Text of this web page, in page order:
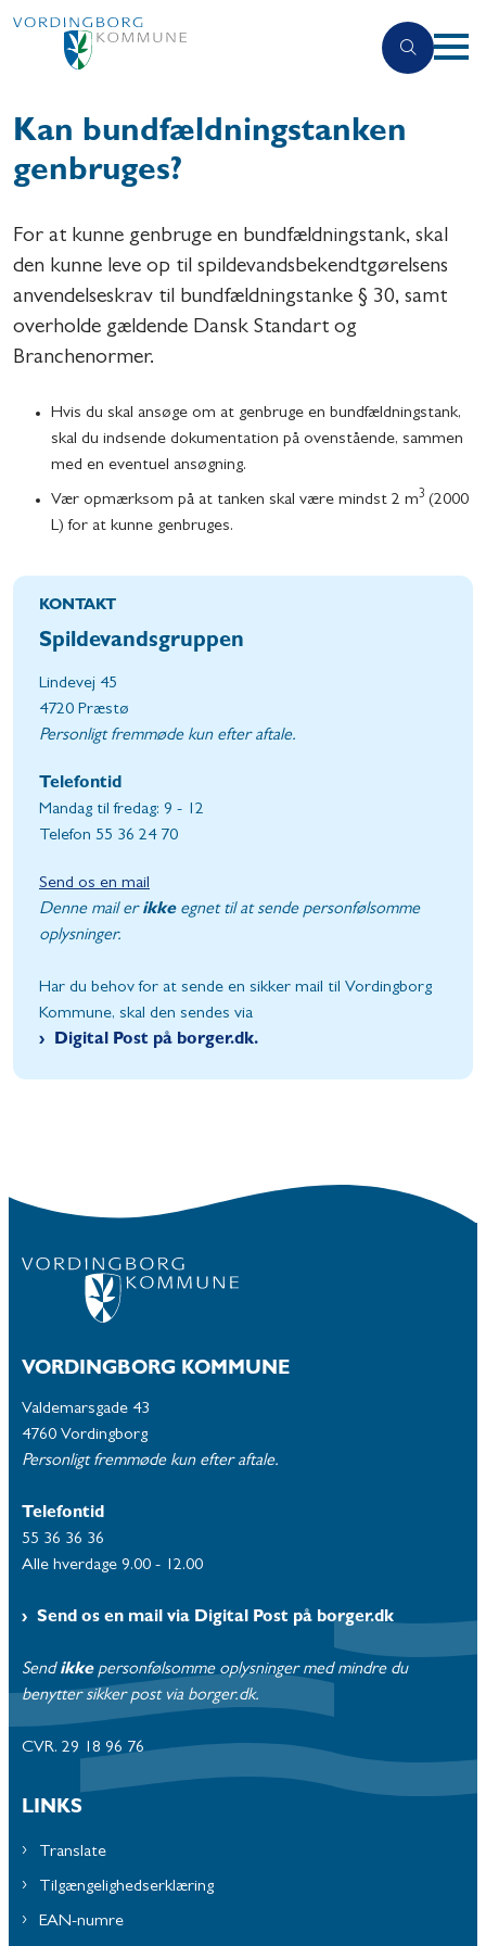
Kan bundfældningstanken
genbruges?
For at kunne genbruge en bundfældningstank, skal
den kunne leve op til spildevandsbekendtgørelsens
anvendelseskrav til bundfældningstanke § 30, samt
overholde gældende Dansk Standart og
Branchenormer.
Hvis du skal ansøge om at genbruge en bundfældningstank,
skal du indsende dokumentation på ovenstående, sammen
med en eventuel ansøgning.
Vær opmærksom på at tanken skal være mindst 2 m3 (2000
L) for at kunne genbruges.
KONTAKT
Spildevandsgruppen
Lindevej 45
4720 Præstø
Personligt fremmøde kun efter aftale.
Telefontid
Mandag til fredag: 9 - 12
Telefon 55 36 24 70
Send os en mail
Denne mail er ikke egnet til at sende personfølsomme
oplysninger.
Har du behov for at sende en sikker mail til Vordingborg
Kommune, skal den sendes via
Digital Post på borger.dk.
VORDINGBORG KOMMUNE
Valdemarsgade 43
4760 Vordingborg
Personligt fremmøde kun efter aftale.
Telefontid
55 36 36 36
Alle hverdage 9.00 - 12.00
Send os en mail via Digital Post på borger.dk
Send ikke personfølsomme oplysninger med mindre du
benytter sikker post via borger.dk.
CVR. 29 18 96 76
LINKS
Translate
Tilgængelighedserklæring
EAN-numre